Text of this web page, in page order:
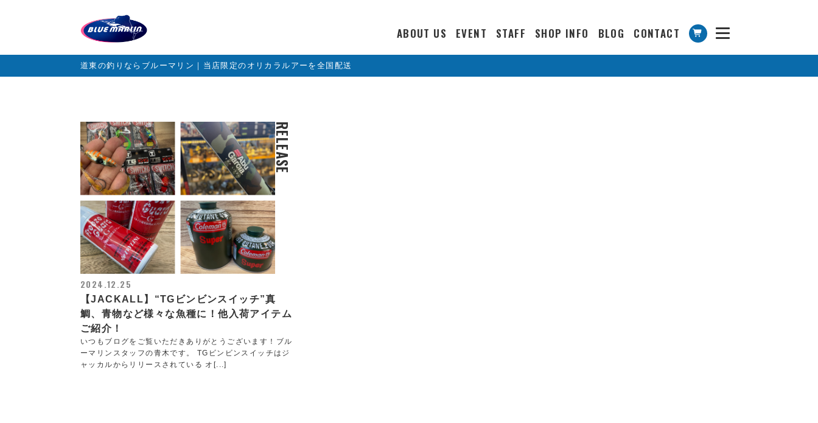
ABOUT US EVENT STAFF SHOP INFO BLOG CONTACT
道東の釣りならブルーマリン｜当店限定のオリカラルアーを全国配送
RELEASE
2024.12.25
【JACKALL】“TGビンビンスイッチ”真
鯛、青物など様々な魚種に！他入荷アイテム
ご紹介！
いつもブログをご覧いただきありがとうございます！ブル
ーマリンスタッフの青木です。 TGビンビンスイッチはジ
ャッカルからリリースされている オ[...]